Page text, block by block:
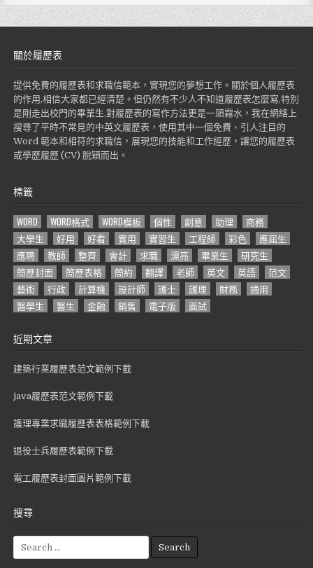
關於履歷表
提供免費的履歷表和求職信範本，實現您的夢想工作。關於個人履歷表
的作用,相信大家都已經清楚。但仍然有不少人不知道履歷表怎麼寫,特別
是剛走出校門的畢業生,對履歷表的寫作方法更是一頭霧水，我在網絡上
搜尋了平時不常見的中英文履歷表，使用其中一個免費、引人注目的
Word 範本和相符的求職信，展現您的技能和工作經歷，讓您的履歷表
或學歷履歷 (CV) 脫穎而出。
標籤
WORD WORD格式 WORD模板 個性 創意 助理
商務
大學生
好用 好看 實用 實習生 工程師 彩色
應屆生
應聘
教師 整齊 會計 求職 漂亮 畢業生
研究生
簡歷封面
簡歷表格 簡約 翻譯 老師 英文 英語
范文
藝術
行政 計算機 設計師 護士 護理 財務
通用
醫學生
醫生 金融 銷售 電子版 面試
近期文章
建築行業履歷表范文範例下載
java履歷表范文範例下載
護理專業求職履歷表表格範例下載
退役士兵履歷表範例下載
電工履歷表封面圖片範例下載
搜尋
e